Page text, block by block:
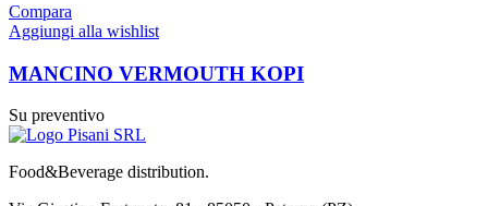
Compara
Aggiungi alla wishlist
MANCINO VERMOUTH KOPI
Su preventivo
Food&Beverage distribution.